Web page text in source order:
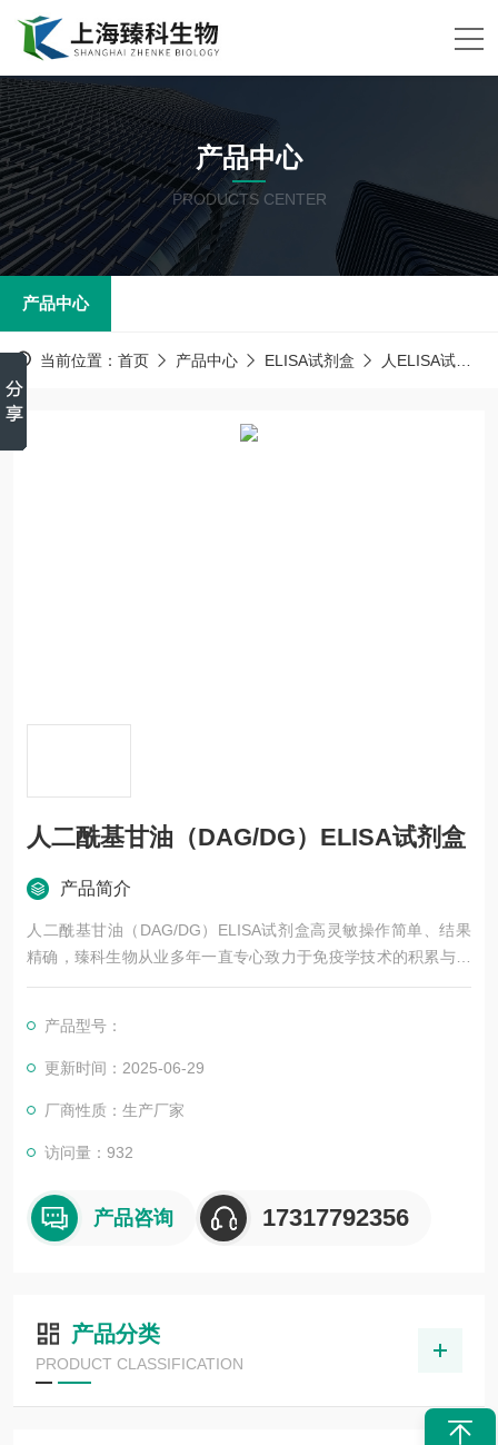
产品中心
PRODUCTS CENTER
产品中心
当前位置： 首页 产品中心 ELISA试剂盒 人ELISA试剂盒
人二酰基甘油（DAG/DG）ELISA试剂盒
产品简介
人二酰基甘油（DAG/DG）ELISA试剂盒高灵敏操作简单、结果
精确，臻科生物从业多年一直专心致力于免疫学技术的积累与发
展，以其优质的产品质量与专业的技术服务，赢得业内广大人士
的合作关系，共同努力合作共赢。
产品型号：
更新时间：2025-06-29
厂商性质：生产厂家
访问量：932
产品咨询 17317792356
产品分类
PRODUCT CLASSIFICATION